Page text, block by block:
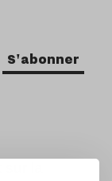
S'abonner
la